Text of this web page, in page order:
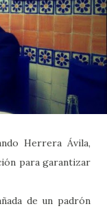
Herrera Ávila,
para garantizar
de un padrón